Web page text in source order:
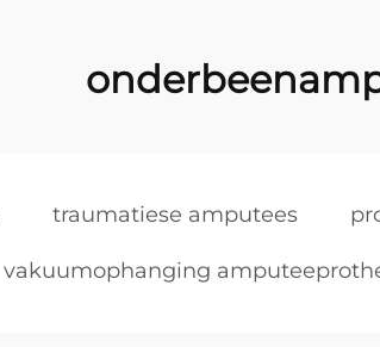
traumatiese amputees
vakuumophanging